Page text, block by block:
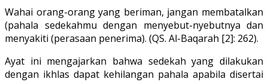
Wahai orang-orang yang beriman, jangan membatalkan
(pahala sedekahmu dengan menyebut-nyebutnya dan
menyakiti (perasaan penerima). (QS. Al-Baqarah [2]: 262).
Ayat ini mengajarkan bahwa sedekah yang dilakukan
dengan ikhlas dapat kehilangan pahala apabila disertai